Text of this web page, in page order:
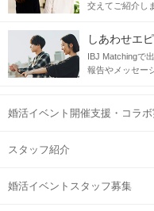
交えてご紹介し
しあわせエ
IBJ Matchingで
報告やメッセー
婚活イベント開催支援・コラ
スタッフ紹介
婚活イベントスタッフ募集